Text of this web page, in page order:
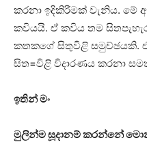
කරනා ඉදිකිරීමක් වැනිය. මේ
කවියයි. ඒ කවිය තම
කතකගේ සිතුවිළි සමුච්ඡයකි.
සිත=විළි විදාරණය කරනා
ඉතින් මං
මුලින්ම ‍සූදානම් කරන්නේ